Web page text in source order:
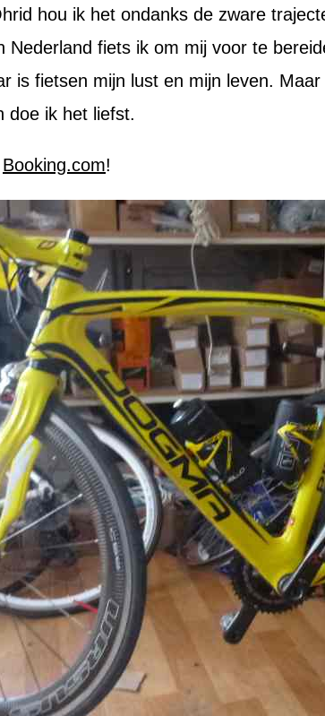
hou ik het ondanks de zware
Nederland fiets ik om mij voor te
is fietsen mijn lust en mijn leven.
doe ik het liefst.
Booking.com!